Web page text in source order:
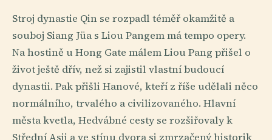
Stroj dynastie Qin se rozpadl téměř okamžitě a
souboj Siang Jüa s Liou Pangem má tempo opery.
Na hostině u Hong Gate málem Liou Pang přišel o
život ještě dřív, než si zajistil vlastní budoucí
dynastii. Pak přišli Hanové, kteří z říše udělali něco
normálního, trvalého a civilizovaného. Hlavní
města kvetla, Hedvábné cesty se rozšiřovaly k